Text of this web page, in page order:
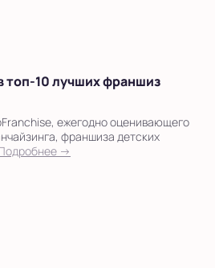
топ‑10 лучших франшиз
ежегодно оценивающего
франшиза детских
→